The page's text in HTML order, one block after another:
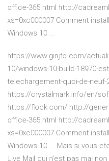
office-365.html http://
xs=0xc000007 Comment
Windows 10 ...
https://www.ginjfo.com/
10/windows-10-build-18970-
telechargement-quoi-de-neuf-
https://crystalmark.info/en/
https://flock.com/ http://
office-365.html http://
xs=0xc000007 Comment
Windows 10 ... Mais si vous
Live Mail qui n’est pas mal